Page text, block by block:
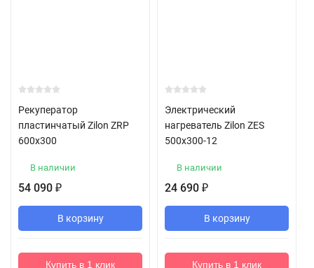
Рекуператор
пластинчатый Zilon ZRP
600x300
В наличии
54 090 ₽
В корзину
Купить в 1 клик
Электрический
нагреватель Zilon ZES
500х300-12
В наличии
24 690 ₽
В корзину
Купить в 1 клик